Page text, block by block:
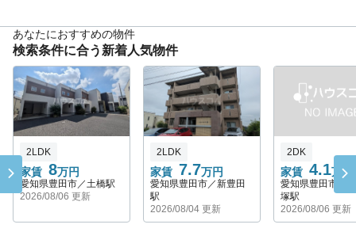
あなたにおすすめの物件
検索条件に合う新着人気物件
2LDK
家賃 8万円
愛知県豊田市／土橋駅
2026/08/06 更新
2LDK
家賃 7.7万円
愛知県豊田市／新豊田
駅
2026/08/04 更新
2DK
家賃 4.1万円
愛知県豊田市／
塚駅
2026/08/06 更新